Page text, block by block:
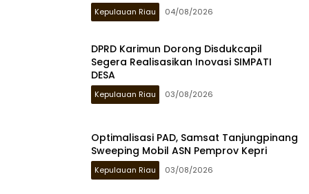
Kepulauan Riau 04/08/2026
DPRD Karimun Dorong Disdukcapil
Segera Realisasikan Inovasi SIMPATI
DESA
Kepulauan Riau 03/08/2026
Optimalisasi PAD, Samsat Tanjungpinang
Sweeping Mobil ASN Pemprov Kepri
Kepulauan Riau 03/08/2026